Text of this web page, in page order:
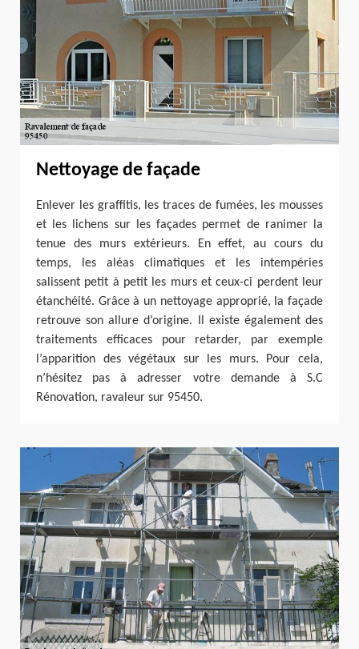
Nettoyage de façade
Enlever les graffitis, les traces de fumées, les mousses
et les lichens sur les façades permet de ranimer la
tenue des murs extérieurs. En effet, au cours du
temps, les aléas climatiques et les intempéries
salissent petit à petit les murs et ceux-ci perdent leur
étanchéité. Grâce à un nettoyage approprié, la façade
retrouve son allure d’origine. Il existe également des
traitements efficaces pour retarder, par exemple
l’apparition des végétaux sur les murs. Pour cela,
n’hésitez pas à adresser votre demande à S.C
Rénovation, ravaleur sur 95450.